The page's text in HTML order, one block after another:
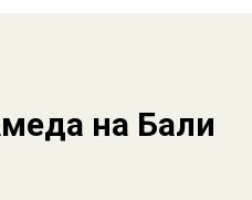
на Бали